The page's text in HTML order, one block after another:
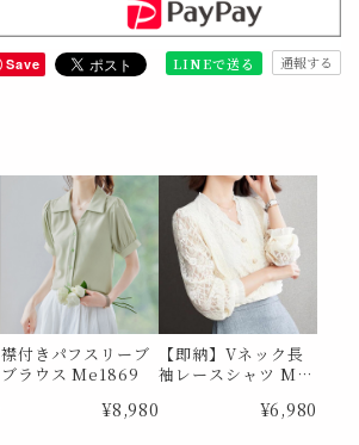
Save LINEで送る 通報する
襟付きパフスリーブ
ブラウス Me1869
¥8,980
【即納】Vネック長
袖レースシャツ Me
¥6,980